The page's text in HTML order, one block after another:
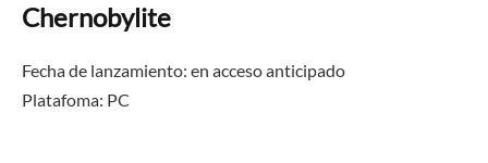
Chernobylite
Fecha de lanzamiento: en acceso anticipado
Platafoma: PC